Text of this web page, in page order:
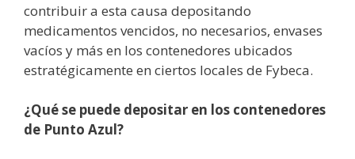
contribuir a esta causa depositando
medicamentos vencidos, no necesarios, envases
vacíos y más en los contenedores ubicados
estratégicamente en ciertos locales de Fybeca.
¿Qué se puede depositar en los contenedores
de Punto Azul?